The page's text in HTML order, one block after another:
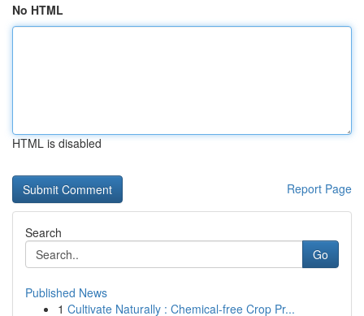
No HTML
HTML is disabled
Report Page
Search
Go
Published News
1 Cultivate Naturally : Chemical-free Crop Pr...